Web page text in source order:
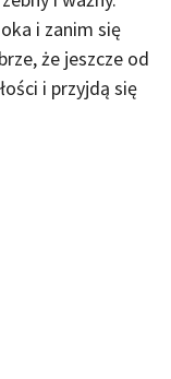
i zanim się
że jeszcze od
i przyjdą się